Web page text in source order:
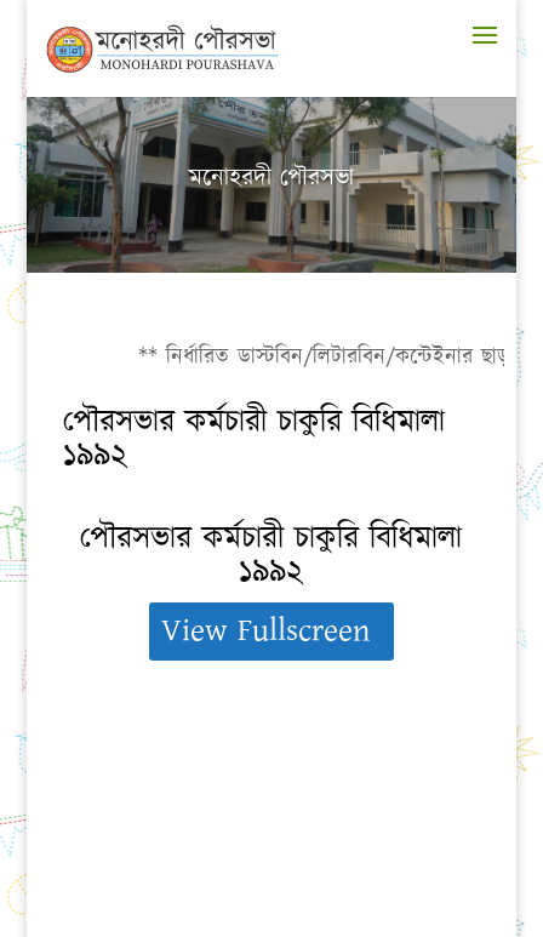
মনোহরদী পৌরসভা
** নির্ধারিত ডাস্টবিন/লিটারবিন/কন্টেইনার ছাড়া
পৌরসভার কর্মচারী চাকুরি বিধিমালা
১৯৯২
পৌরসভার কর্মচারী চাকুরি বিধিমালা
১৯৯২
View Fullscreen